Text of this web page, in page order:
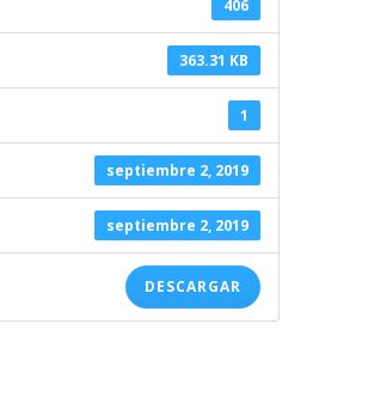
406
363.31 KB
1
septiembre 2, 2019
septiembre 2, 2019
DESCARGAR